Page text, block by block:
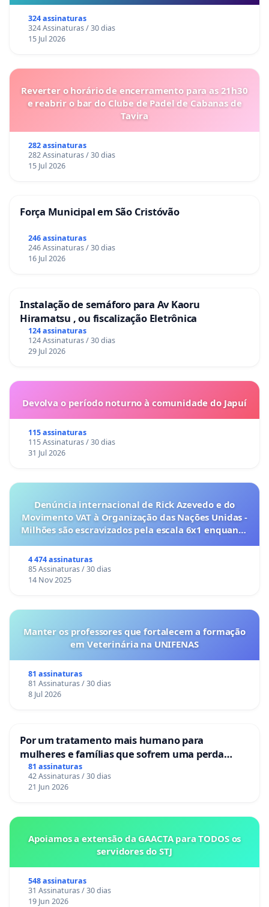
324 assinaturas
324 Assinaturas / 30 dias
15 Jul 2026
Reverter o horário de encerramento para as 21h30
e reabrir o bar do Clube de Padel de Cabanas de
Tavira
282 assinaturas
282 Assinaturas / 30 dias
15 Jul 2026
Força Municipal em São Cristóvão
246 assinaturas
246 Assinaturas / 30 dias
16 Jul 2026
Instalação de semáforo para Av Kaoru
Hiramatsu , ou fiscalização Eletrônica
124 assinaturas
124 Assinaturas / 30 dias
29 Jul 2026
Devolva o período noturno à comunidade do Japuí
115 assinaturas
115 Assinaturas / 30 dias
31 Jul 2026
Denúncia internacional de Rick Azevedo e do
Movimento VAT à Organização das Nações Unidas -
Milhões são escravizados pela escala 6x1 enquanto
4 474 assinaturas
85 Assinaturas / 30 dias
14 Nov 2025
Manter os professores que fortalecem a formação
em Veterinária na UNIFENAS
81 assinaturas
81 Assinaturas / 30 dias
8 Jul 2026
Por um tratamento mais humano para
mulheres e famílias que sofrem uma perda
gestacional nos hospitais portugueses
81 assinaturas
42 Assinaturas / 30 dias
21 Jun 2026
Apoiamos a extensão da GAACTA para TODOS os
servidores do STJ
548 assinaturas
31 Assinaturas / 30 dias
19 Jun 2026